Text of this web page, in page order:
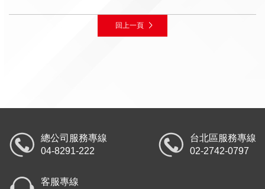
回上一頁
總公司服務專線
04-8291-222
台北區服務專線
02-2742-0797
客服專線